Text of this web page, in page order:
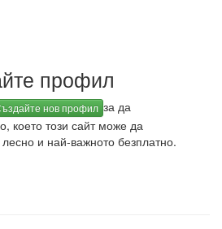
профил
нов профил за да
което този сайт може да
и най-важното безплатно.